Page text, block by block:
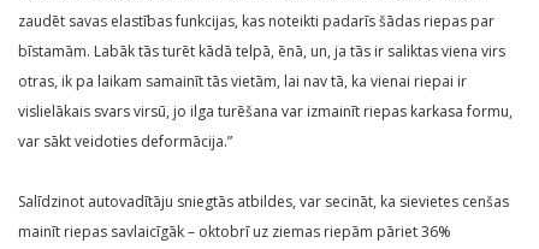
zaudēt savas elastības funkcijas, kas noteikti padarīs šādas riepas par
bīstamām. Labāk tās turēt kādā telpā, ēnā, un, ja tās ir saliktas viena virs
otras, ik pa laikam samainīt tās vietām, lai nav tā, ka vienai riepai ir
vislielākais svars virsū, jo ilga turēšana var izmainīt riepas karkasa formu,
var sākt veidoties deformācija.”
Salīdzinot autovadītāju sniegtās atbildes, var secināt, ka sievietes cenšas
mainīt riepas savlaicīgāk – oktobrī uz ziemas riepām pāriet 36%